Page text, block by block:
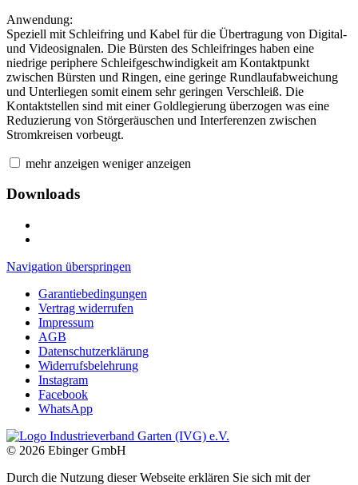
Anwendung:
Speziell mit Schleifring und Kabel für die Übertragung von Digital-
und Videosignalen. Die Bürsten des Schleifringes haben eine
niedrige periphere Schleifgeschwindigkeit am Kontaktpunkt
zwischen Bürsten und Ringen, eine geringe Rundlaufabweichung
und Unterliegen somit einem sehr geringen Verschleiß. Die
Kontaktstellen sind mit einer Goldlegierung überzogen was eine
Reduzierung von Störgeräuschen und Interferenzen zwischen
Stromkreisen vorbeugt.
mehr anzeigen weniger anzeigen
Downloads
Navigation überspringen
Garantiebedingungen
Vertrag widerrufen
Impressum
AGB
Datenschutzerklärung
Widerrufsbelehrung
Instagram
Facebook
WhatsApp
© 2026 Ebinger GmbH
Durch die Nutzung dieser Webseite erklären Sie sich mit der